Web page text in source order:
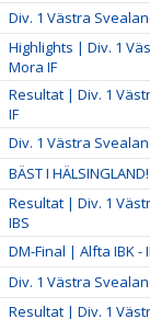
Div. 1 Västra
Highlights | Div. 1
Mora IF
Resultat | Div. 1
IF
Div. 1 Västra
BÄST I HÄLSINGLAND!
Resultat | Div. 1
IBS
DM-Final | Alfta IBK -
Div. 1 Västra
Resultat | Div. 1